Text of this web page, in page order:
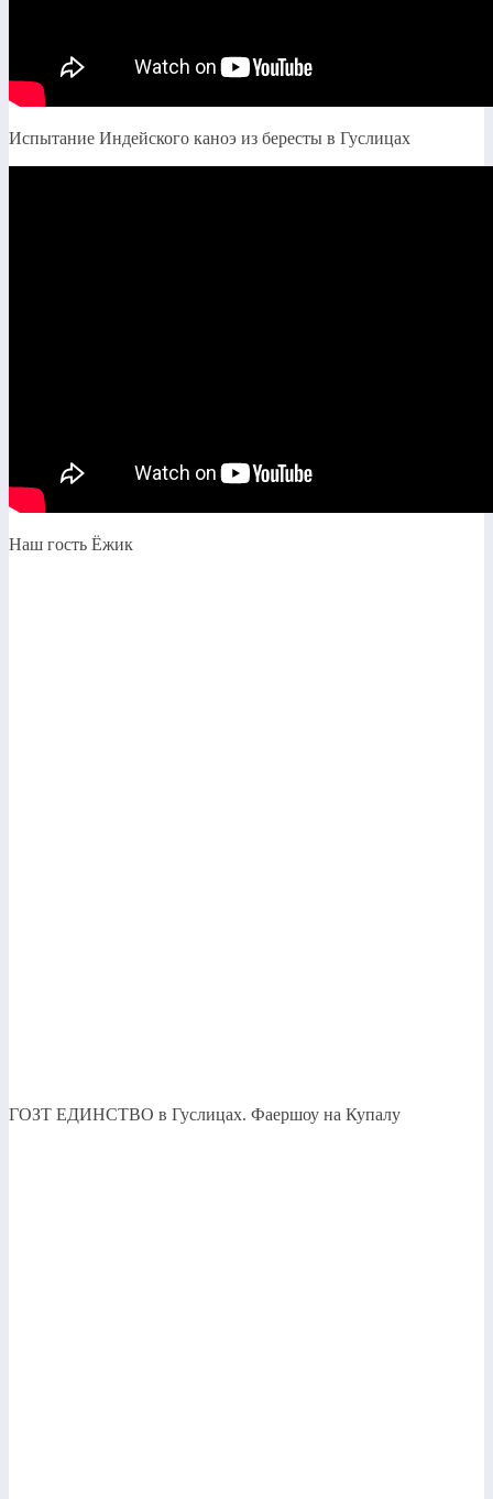
Испытание Индейского каноэ из бересты в Гуслицах
Наш гость Ёжик
ГОЗТ ЕДИНСТВО в Гуслицах. Фаершоу на Купалу